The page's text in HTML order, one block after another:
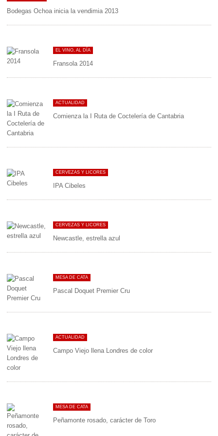
Bodegas Ochoa inicia la vendimia 2013
EL VINO, AL DÍA
Fransola 2014
ACTUALIDAD
Comienza la I Ruta de Coctelería de Cantabria
CERVEZAS Y LICORES
IPA Cibeles
CERVEZAS Y LICORES
Newcastle, estrella azul
MESA DE CATA
Pascal Doquet Premier Cru
ACTUALIDAD
Campo Viejo llena Londres de color
MESA DE CATA
Peñamonte rosado, carácter de Toro